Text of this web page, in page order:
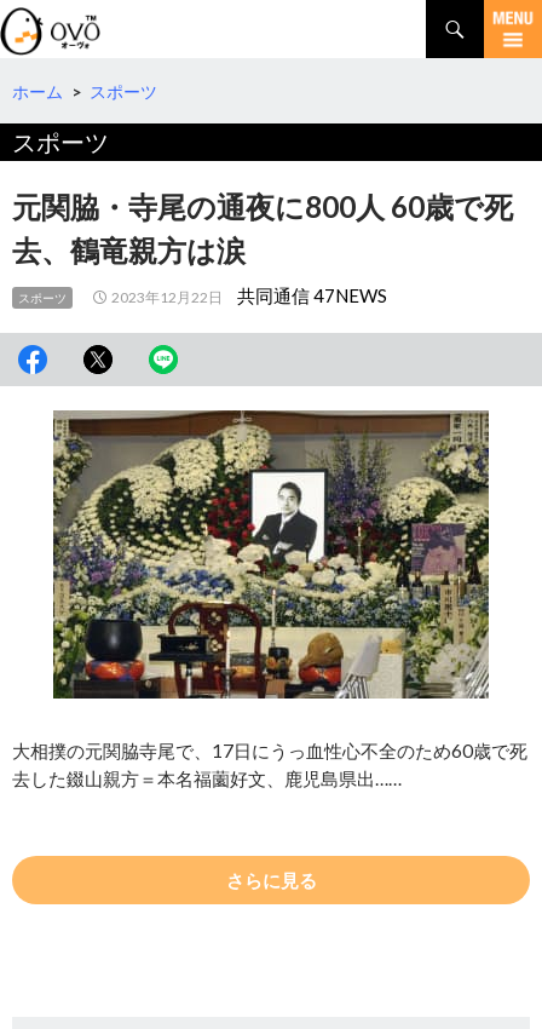
検
索
コ
テ
へ
動
ホーム > スポーツ
スポーツ
元関脇・寺尾の通夜に800人 60歳で死
去、鶴竜親方は涙
スポーツ 2023年12月22日 共同通信 47NEWS
大相撲の元関脇寺尾で、17日にうっ血性心不全のため60歳で死
去した錣山親方＝本名福薗好文、鹿児島県出……
さらに見る